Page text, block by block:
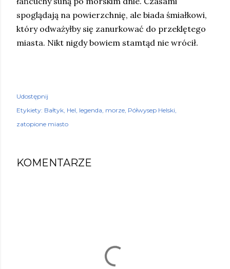
spoglądają na powierzchnię, ale biada śmiałkowi,
który odważyłby się zanurkować do przeklętego
miasta. Nikt nigdy bowiem stamtąd nie wrócił.
Udostępnij
Etykiety: Bałtyk Hel legenda morze Półwysep Helski
zatopione miasto
KOMENTARZE